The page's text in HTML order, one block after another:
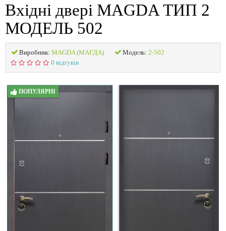
Вхідні двері MAGDA ТИП 2
МОДЕЛЬ 502
Виробник: MAGDA (МАГДА) Модель: 2-502
0 відгуків
ПОПУЛЯРНІ